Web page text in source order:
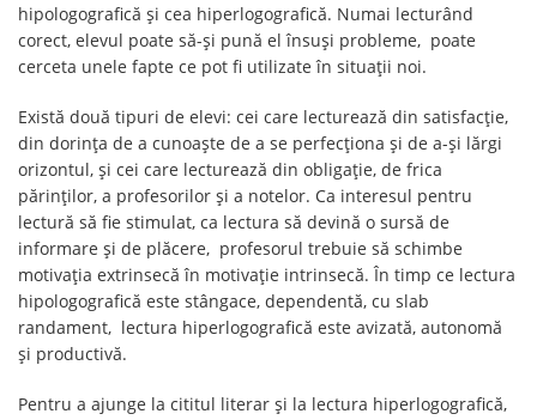
hipologografică şi cea hiperlogografică. Numai lecturând
corect, elevul poate să-şi pună el însuşi probleme, poate
cerceta unele fapte ce pot fi utilizate în situaţii noi.
Există două tipuri de elevi: cei care lecturează din satisfacţie,
din dorinţa de a cunoaşte de a se perfecţiona şi de a-şi lărgi
orizontul, şi cei care lecturează din obligaţie, de frica
părinţilor, a profesorilor şi a notelor. Ca interesul pentru
lectură să fie stimulat, ca lectura să devină o sursă de
informare şi de plăcere, profesorul trebuie să schimbe
motivaţia extrinsecă în motivaţie intrinsecă. În timp ce lectura
hipologografică este stângace, dependentă, cu slab
randament, lectura hiperlogografică este avizată, autonomă
şi productivă.
Pentru a ajunge la cititul literar şi la lectura hiperlogografică,